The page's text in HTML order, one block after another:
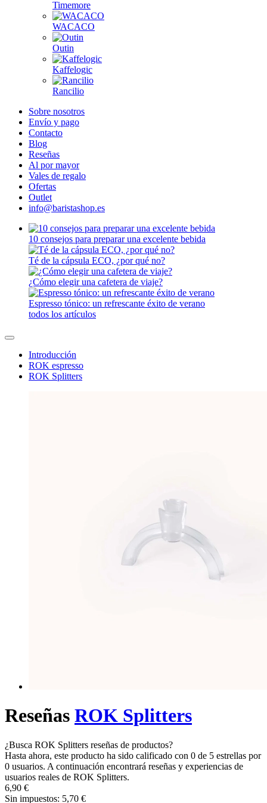
Timemore
WACACO
Outin
Kaffelogic
Rancilio
Sobre nosotros
Envío y pago
Contacto
Blog
Reseñas
Al por mayor
Vales de regalo
Ofertas
Outlet
info@baristashop.es
10 consejos para preparar una excelente bebida
Té de la cápsula ECO, ¿por qué no?
¿Cómo elegir una cafetera de viaje?
Espresso tónico: un refrescante éxito de verano
todos los artículos
Introducción
ROK espresso
ROK Splitters
Reseñas ROK Splitters
¿Busca ROK Splitters reseñas de productos?
Hasta ahora, este producto ha sido calificado con 0 de 5 estrellas por
0 usuarios. A continuación encontrará reseñas y experiencias de
usuarios reales de ROK Splitters.
6,90 €
Sin impuestos: 5,70 €